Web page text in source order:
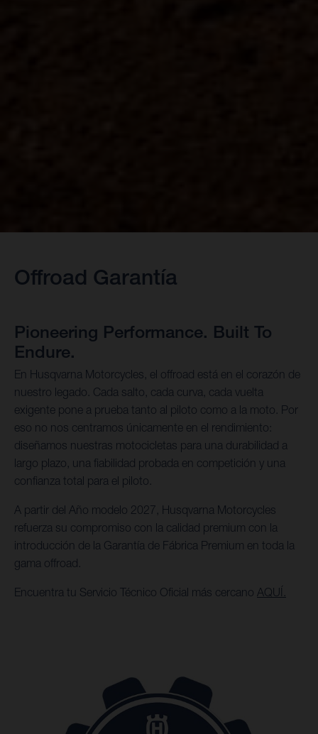
Offroad Garantía
Pioneering Performance. Built To
Endure.
En Husqvarna Motorcycles, el offroad está en el corazón de
nuestro legado. Cada salto, cada curva, cada vuelta
exigente pone a prueba tanto al piloto como a la moto. Por
eso no nos centramos únicamente en el rendimiento:
diseñamos nuestras motocicletas para una durabilidad a
largo plazo, una fiabilidad probada en competición y una
confianza total para el piloto.
A partir del Año modelo 2027, Husqvarna Motorcycles
refuerza su compromiso con la calidad premium con la
introducción de la Garantía de Fábrica Premium en toda la
gama offroad.
Encuentra tu Servicio Técnico Oficial más cercano AQUÍ.